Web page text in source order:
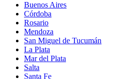
Buenos Aires
Córdoba
Rosario
Mendoza
San Miguel de Tucumán
La Plata
Mar del Plata
Salta
Santa Fe